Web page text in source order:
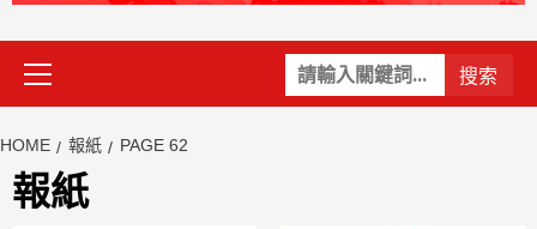
關
鍵
Primary
Menu
HOME 報紙 PAGE 62
報紙